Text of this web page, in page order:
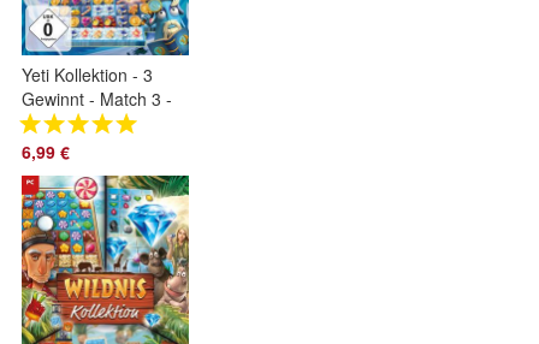
Yeti Kollektion - 3
Gewinnt - Match 3 -
Deutsche
Vollversionen - 3er
Paket
6,99 €